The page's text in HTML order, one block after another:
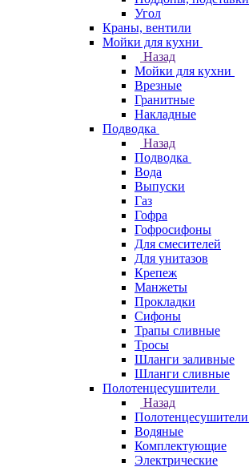
Угол
Краны, вентили
Мойки для кухни
Назад
Мойки для кухни
Врезные
Гранитные
Накладные
Подводка
Назад
Подводка
Вода
Выпуски
Газ
Гофра
Гофросифоны
Для смесителей
Для унитазов
Крепеж
Манжеты
Прокладки
Сифоны
Трапы сливные
Тросы
Шланги заливные
Шланги сливные
Полотенцесушители
Назад
Полотенцесушители
Водяные
Комплектующие
Электрические